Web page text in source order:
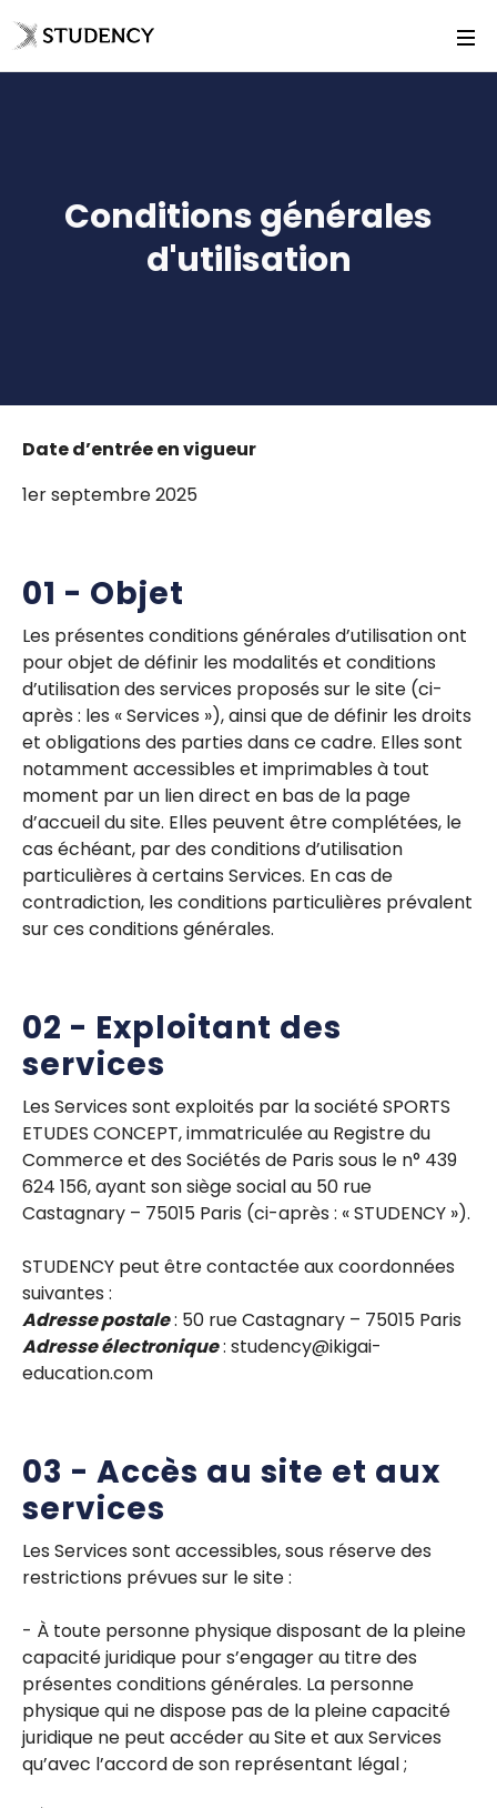
Conditions générales
d'utilisation
Date d’entrée en vigueur
1er septembre 2025
01 - Objet
Les présentes conditions générales d’utilisation ont
pour objet de définir les modalités et conditions
d’utilisation des services proposés sur le site (ci-
après : les « Services »), ainsi que de définir les droits
et obligations des parties dans ce cadre. Elles sont
notamment accessibles et imprimables à tout
moment par un lien direct en bas de la page
d’accueil du site. Elles peuvent être complétées, le
cas échéant, par des conditions d’utilisation
particulières à certains Services. En cas de
contradiction, les conditions particulières prévalent
sur ces conditions générales.
02 - Exploitant des
services
Les Services sont exploités par la société SPORTS
ETUDES CONCEPT, immatriculée au Registre du
Commerce et des Sociétés de Paris sous le n° 439
624 156, ayant son siège social au 50 rue
Castagnary – 75015 Paris (ci-après : « STUDENCY »).
STUDENCY peut être contactée aux coordonnées
suivantes :
Adresse postale: 50 rue Castagnary – 75015 Paris
Adresse électronique: studency@ikigai-
education.com
03 - Accès au site et aux
services
Les Services sont accessibles, sous réserve des
restrictions prévues sur le site :
- À toute personne physique disposant de la pleine
capacité juridique pour s’engager au titre des
présentes conditions générales. La personne
physique qui ne dispose pas de la pleine capacité
juridique ne peut accéder au Site et aux Services
qu’avec l’accord de son représentant légal ;